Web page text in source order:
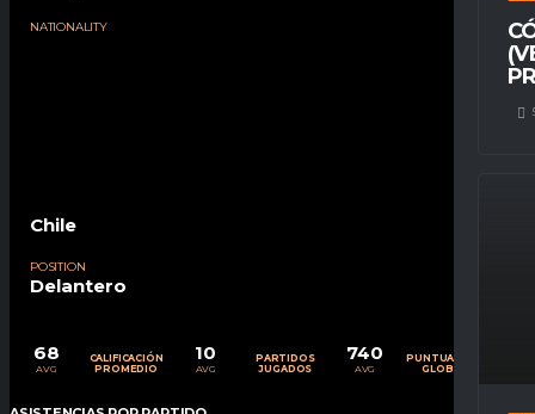
NATIONALITY
Chile
POSITION
Delantero
68
AVG
CALIFICACIÓN
PROMEDIO
10
AVG
PARTIDOS
JUGADOS
740
AVG
PUNTUACIÓN
GLOBAL